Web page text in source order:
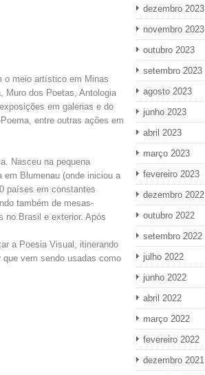
o meio artístico em Minas
Muro dos Poetas, Antologia
em galerias e do
entre outras ações em
Nasceu na pequena
em Blumenau (onde iniciou a
países em constantes
também de mesas-
no Brasil e exterior. Após
a Poesia Visual, itinerando
que vem sendo usadas como
dezembro 2023
novembro 2023
outubro 2023
setembro 2023
agosto 2023
junho 2023
abril 2023
março 2023
fevereiro 2023
dezembro 2022
outubro 2022
setembro 2022
julho 2022
junho 2022
abril 2022
março 2022
fevereiro 2022
dezembro 2021